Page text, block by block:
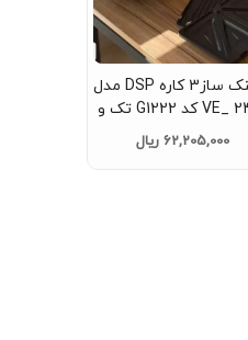
اسنک ساز3 کاره DSP مدل
VE_ 245 کد G1222 تک و
عمده
62,205,000 ریال